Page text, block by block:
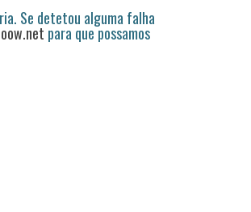
Se detetou alguma falha
para que possamos